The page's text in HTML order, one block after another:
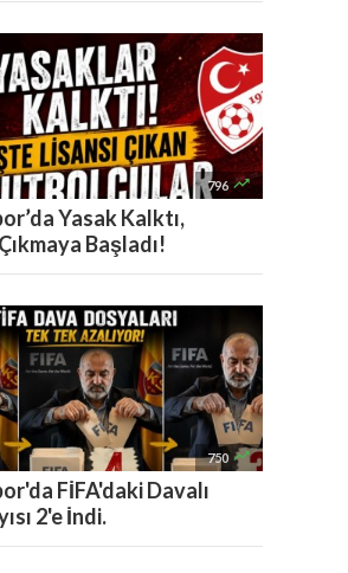
796 
Yasak Kalktı,
Başladı!
750 
FİFA'daki Davalı
2'e İndi.